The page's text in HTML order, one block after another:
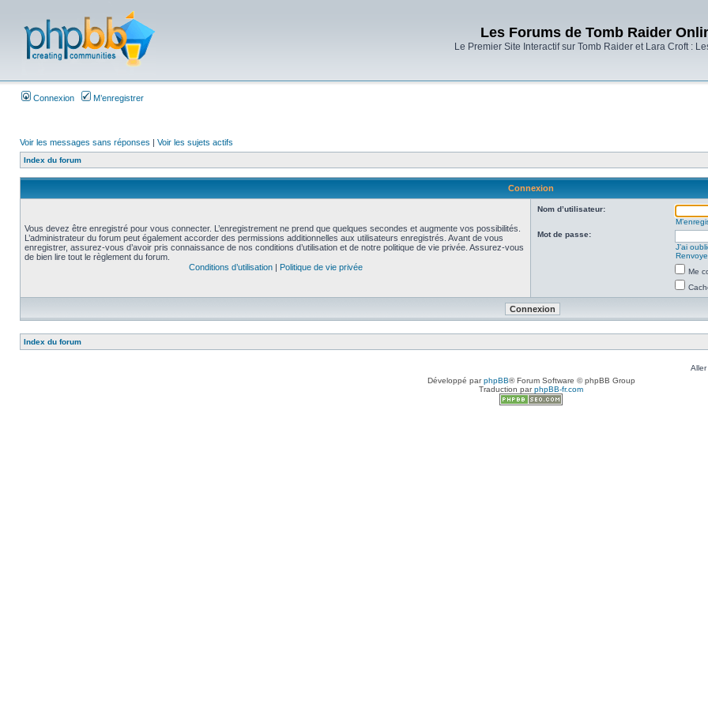
Les Forums de Tomb Raider
Le Premier Site Interactif sur Tomb Raider et Lara Croft :
Connexion M’enregistrer
Voir les messages sans réponses | Voir les sujets actifs
Index du forum
Connexion
Vous devez être enregistré pour vous connecter. L’enregistrement ne prend que quelques secondes et augmente vos possibilités.
L’administrateur du forum peut également accorder des permissions additionnelles aux utilisateurs enregistrés. Avant de vous
enregistrer, assurez-vous d’avoir pris connaissance de nos conditions d’utilisation et de notre politique de vie privée. Assurez-vous
de bien lire tout le règlement du forum.
Conditions d’utilisation| Politique de vie privée
Nom d’utilisateur:
Mot de passe:
J’ai
Me
Index du forum
Développé parphpBB® Forum Software © phpBB Group
Traduction parphpBB-fr.com